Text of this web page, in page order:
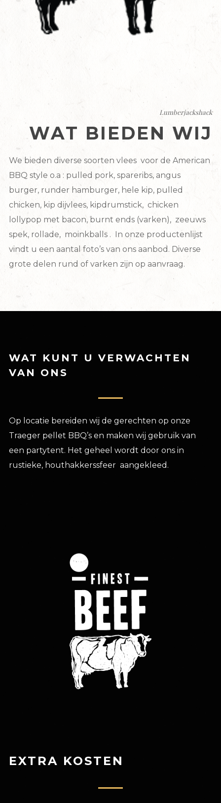
Lumberjackshack
WAT BIEDEN WIJ
We bieden diverse soorten vlees voor de American
BBQ style o.a : pulled pork, spareribs, angus
burger, runder hamburger, hele kip, pulled
chicken, kip dijvlees, kipdrumstick, chicken
lollypop met bacon, burnt ends (varken), zeeuws
spek, rollade, moinkballs . In onze productenlijst
vindt u een aantal foto’s van ons aanbod. Diverse
grote delen rund of varken zijn op aanvraag.
WAT KUNT U VERWACHTEN
VAN ONS
Op locatie bereiden wij de gerechten op onze
Traeger pellet BBQ’s en maken wij gebruik van
een partytent. Het geheel wordt door ons in
rustieke, houthakkerssfeer aangekleed.
EXTRA KOSTEN